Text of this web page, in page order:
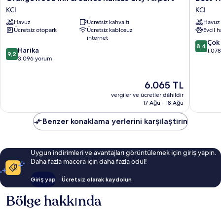
Inn
&
Suites
Kansas
Airport
KCI
KCI
Havuz
Ücretsiz kahvaltı
Ücretsiz otopark
Ücretsiz kablosuz
internet
10
üzerinden
9,2 Harika
3.096 yorum
Güncel
fiyat:
6.065 TL
6.065 TL
vergiler ve ücretler dâhildir
17 Ağu - 18 Ağu
Western
Plus
Kansas
City
Airport-
KCI
KCI
Havuz
Evcil
10
8,4
Benzer konaklama yerlerini karşılaştırın
Uygun indirimleri ve avantajları görüntülemek için giriş yapın.
Daha fazla macera için daha fazla ödül!
Giriş yap Ücretsiz olarak kaydolun
Bölge hakkında